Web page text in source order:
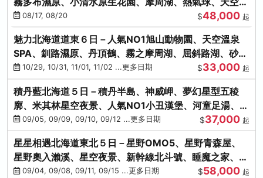
泉SPA、螃蟹吃到飽
08/17, 08/20 $48,000 起
魅力北海道道東６日－人氣NO1旭山動物園、天空溫泉
SPA、釧路濕原、丹頂鶴、霧之摩周湖、屈斜路湖、砂湯
體驗10/29, 10/31, 11/01, 11/02 ...更多日期 $33,000 起
積丹藍北海道５日－積丹半島、神威岬、夢幻星型五稜
廓、米其林星空夜景、人氣NO1小丑漢堡、河童足湯、奇
幻燈遊步道、璀璨溪谷
09/05, 09/09, 09/10, 09/12 ...更多日期 $37,000 起
星星相遇北海道東北５日－星野OMO5、星野青森屋、
星野奧入瀨溪、星空夜景、新幹線北斗號、睡魔之家、十
和田湖(不進免稅店)
09/04, 09/08, 09/11, 09/15 ...更多日期 $58,000 起